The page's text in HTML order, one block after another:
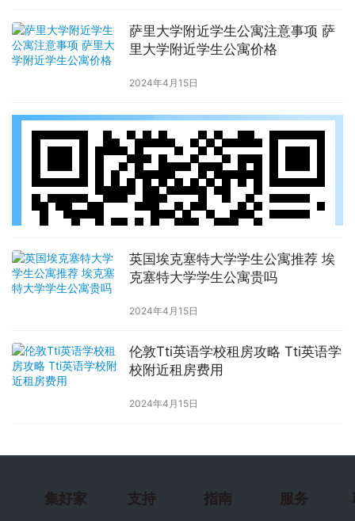
萨里大学附近学生公寓注意事项 萨
里大学附近学生公寓价格
2024年4月15日
英国埃克塞特大学学生公寓推荐 埃
克塞特大学学生公寓贵吗
2024年4月15日
伦敦Tti英语学校租房攻略 Tti英语学
校附近租房费用
2024年4月15日
集好家 支持 指南 服务